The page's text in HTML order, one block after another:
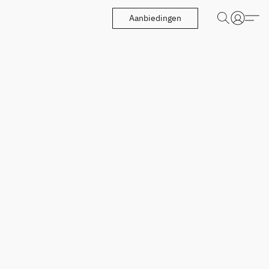
Aanbiedingen